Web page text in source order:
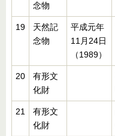
念物
19
天然記
念物
平成元年
11月24日
（1989）
20
有形文
化財
21
有形文
化財